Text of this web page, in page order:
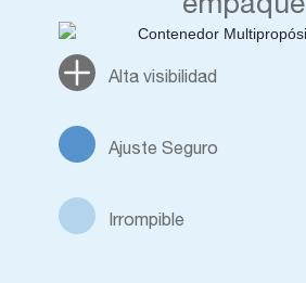
Alta visibilidad
Ajuste Seguro
Irrompible